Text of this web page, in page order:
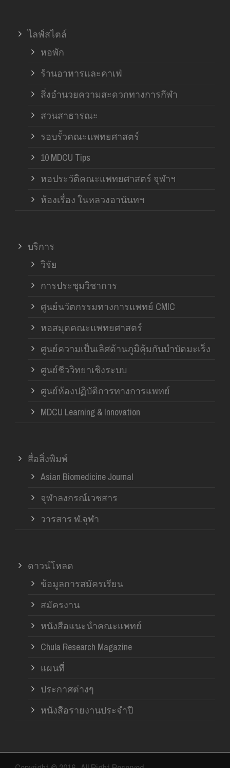
ไลฟ์สไตล์
หอพัก
ร้านอาหารและคาเฟ่
สิ่งอำนวยความสะดวกทางการกีฬา
สวนสาธารณะ
รอบรั้วคณะแพทยศาสตร์
10 MDCU Tips
หอประวัติคณะแพทยศาสตร์ จุฬาฯ
ห้องเรื่อง ในหลวงอานันทฯ
บริการ
วิจัย
การประชุมวิชาการ
ศูนย์นวัตกรรมทางการแพทย์ CMIC
หอสมุดคณะแพทยศาสตร์
ศูนย์ความเป็นเลิศด้านภูมิคุ้มกันบำบัดมะเร็ง
ศูนย์ชีววิทยาเชิงระบบ
ศูนย์ห้องปฏิบัติการทางการแพทย์
MDCU Learning & Innovation
สื่อสิ่งพิมพ์
Asian Biomedicine Journal
จุฬาลงกรณ์เวชสาร
วารสาร ฬ.จุฬา
ดาวน์โหลด
ข้อมูลการสมัครเรียน
สมัครงาน
หนังสือแนะนำคณะแพทย์
Chula Research Magazine
แผนที่
ประกาศต่างๆ
หนังสือรายงานประจำปี